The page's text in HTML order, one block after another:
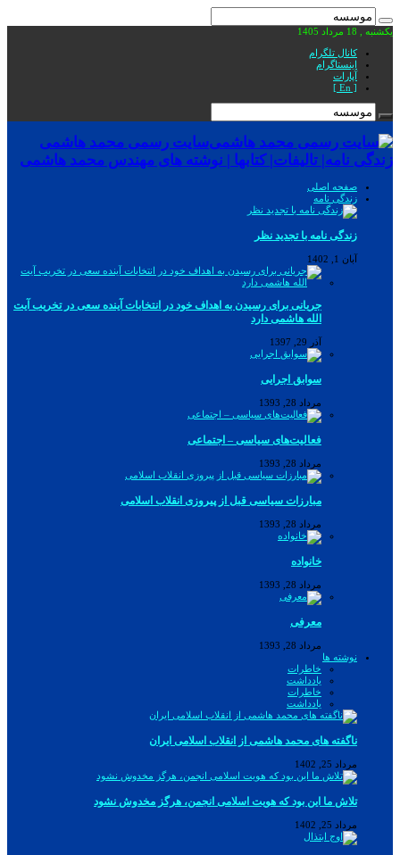
یکشنبه , 18 مرداد 1405
کانال تلگرام
اینستاگرام
آپارات
[ En ]
سایت رسمی محمد هاشمی
زندگی نامه| تالیفات| کتابها | نوشته های مهندس محمد هاشمی
صفحه اصلی
زندگی نامه
زندگی نامه با تجدید نظر
آبان 1, 1402
جریانی برای رسیدن به اهداف خود در انتخابات آینده سعی در تخریب آیت
الله هاشمی دارد
آذر 29, 1397
سوابق اجرایی
مرداد 28, 1393
فعالیت‌های سیاسی – اجتماعی
مرداد 28, 1393
مبارزات سیاسی قبل از پیروزی انقلاب اسلامی
مرداد 28, 1393
خانواده
مرداد 28, 1393
معرفی
مرداد 28, 1393
نوشته ها
خاطرات
یادداشت
خاطرات
یادداشت
ناگفته های محمد هاشمی از انقلاب اسلامی ایران
مرداد 25, 1402
تلاش ما این بود که هویت اسلامی انجمن، هرگز مخدوش نشود
مرداد 25, 1402